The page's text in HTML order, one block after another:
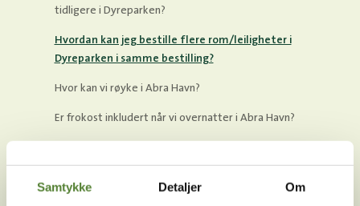
Samtykke Detaljer Om
tidligere i Dyreparken?
Hvordan kan jeg bestille flere rom/leiligheter i
Dyreparken i samme bestilling?
Hvor kan vi røyke i Abra Havn?
Er frokost inkludert når vi overnatter i Abra Havn?